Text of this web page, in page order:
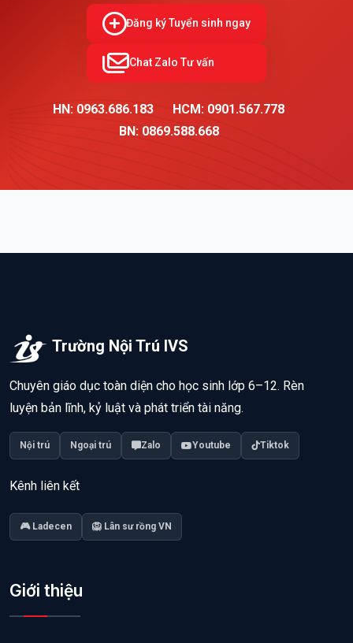
Đăng ký Tuyển sinh ngay
Chat Zalo Tư vấn
HN: 0963.686.183
HCM: 0901.567.778
BN: 0869.588.668
Trường Nội Trú IVS
Chuyên giáo dục toàn diện cho học sinh lớp 6–12. Rèn
luyện bản lĩnh, kỷ luật và phát triển tài năng.
Nội trú Ngoại trú Zalo Youtube Tiktok
Kênh liên kết
🎮 Ladecen 🦁 Lân sư rồng VN
Giới thiệu